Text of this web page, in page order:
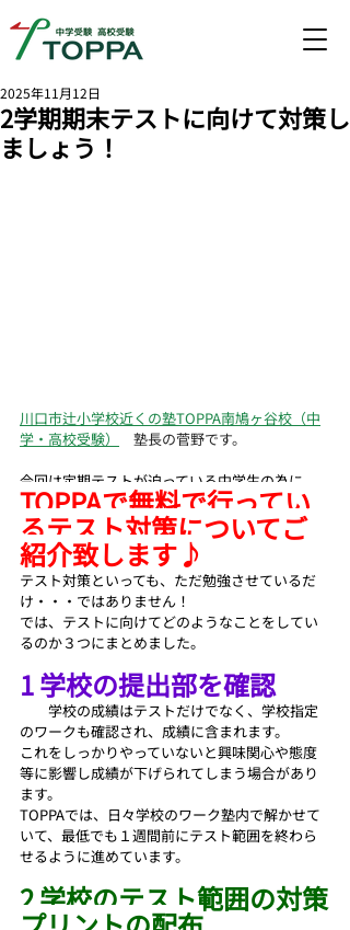
2学期期末テストに向けて対策し
ましょう！
2025年11月12日
川口市辻小学校近くの塾TOPPA南鳩ヶ谷校（中
学・高校受験）
塾長の菅野です。
今回は定期テストが迫っている中学生の為に
TOPPAで無料で行ってい
るテスト対策についてご
紹介致します♪
テスト対策といっても、ただ勉強させているだ
け・・・ではありません！
では、テストに向けてどのようなことをしてい
るのか３つにまとめました。
1 学校の提出部を確認
学校の成績はテストだけでなく、学校指定
のワークも確認され、成績に含まれます。
これをしっかりやっていないと興味関心や態度
等に影響し成績が下げられてしまう場合があり
ます。
TOPPAでは、日々学校のワーク塾内で解かせて
いて、最低でも１週間前にテスト範囲を終わら
せるように進めています。
2 学校のテスト範囲の対策